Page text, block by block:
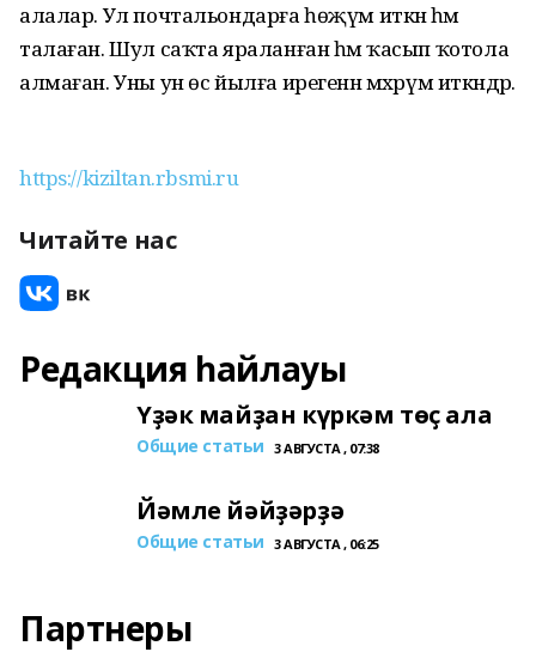
алалар. Ул почтальондарға һөҗүм иткән һәм
талаған. Шул саҡта яраланған һәм ҡасып ҡотола
алмаған. Уны ун өс йылға ирегенән мәхрүм иткәндәр.
https://kiziltan.rbsmi.ru
Читайте нас
Редакция һайлауы
Үҙәк майҙан күркәм төҫ ала
Общие статьи 3 АВГУСТА , 07:38
Йәмле йәйҙәрҙә
Общие статьи 3 АВГУСТА , 06:25
Партнеры